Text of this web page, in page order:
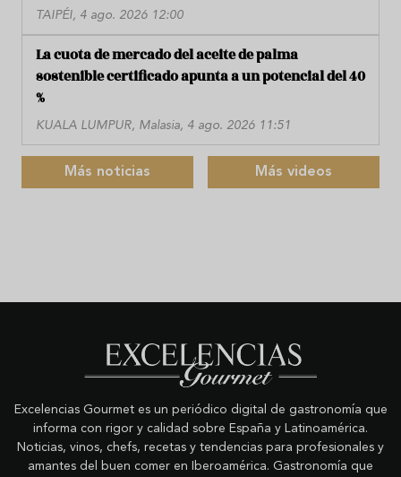
TAIPÉI, 4 ago. 2026 12:00
La cuota de mercado del aceite de palma
sostenible certificado apunta a un potencial del 40
%
KUALA LUMPUR, Malasia, 4 ago. 2026 11:51
Más noticias Más videos
Excelencias Gourmet es un periódico digital de gastronomía que
informa con rigor y calidad sobre España y Latinoamérica.
Noticias, vinos, chefs, recetas y tendencias para profesionales y
amantes del buen comer en Iberoamérica. Gastronomía que